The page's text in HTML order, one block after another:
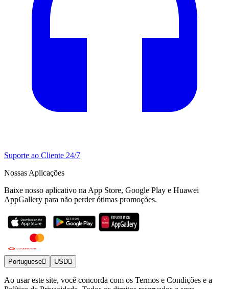
Suporte ao Cliente 24/7
Nossas Aplicações
Baixe nosso aplicativo na App Store, Google Play e Huawei
AppGallery para não perder ótimas promoções.
Portuguese USD
Ao usar este site, você concorda com os Termos e Condições e a